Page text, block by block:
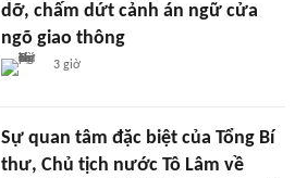
dỡ, chấm dứt cảnh án ngữ cửa
ngõ giao thông
3 giờ
Sự quan tâm đặc biệt của Tổng Bí
thư, Chủ tịch nước Tô Lâm về